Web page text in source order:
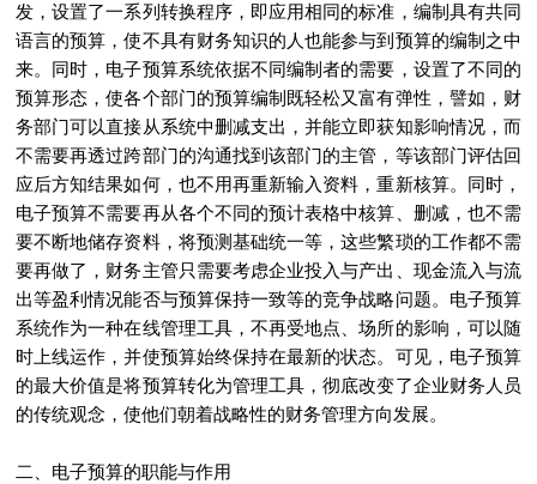
发，设置了一系列转换程序，即应用相同的标准，编制具有共同
语言的预算，使不具有财务知识的人也能参与到预算的编制之中
来。同时，电子预算系统依据不同编制者的需要，设置了不同的
预算形态，使各个部门的预算编制既轻松又富有弹性，譬如，财
务部门可以直接从系统中删减支出，并能立即获知影响情况，而
不需要再透过跨部门的沟通找到该部门的主管，等该部门评估回
应后方知结果如何，也不用再重新输入资料，重新核算。同时，
电子预算不需要再从各个不同的预计表格中核算、删减，也不需
要不断地储存资料，将预测基础统一等，这些繁琐的工作都不需
要再做了，财务主管只需要考虑企业投入与产出、现金流入与流
出等盈利情况能否与预算保持一致等的竞争战略问题。电子预算
系统作为一种在线管理工具，不再受地点、场所的影响，可以随
时上线运作，并使预算始终保持在最新的状态。可见，电子预算
的最大价值是将预算转化为管理工具，彻底改变了企业财务人员
的传统观念，使他们朝着战略性的财务管理方向发展。
二、电子预算的职能与作用